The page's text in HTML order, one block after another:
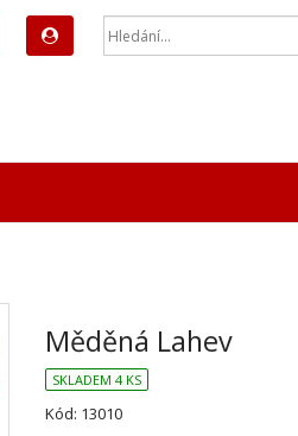
Měděná Lahev
SKLADEM 4 KS
Kód: 13010